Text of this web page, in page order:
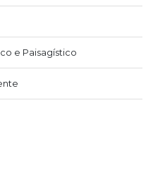
e Paisagístico